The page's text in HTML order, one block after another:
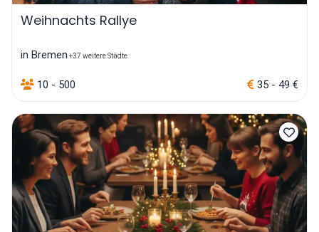
Weihnachts Rallye
in Bremen +37 weitere Städte
10 - 500 35 - 49 €